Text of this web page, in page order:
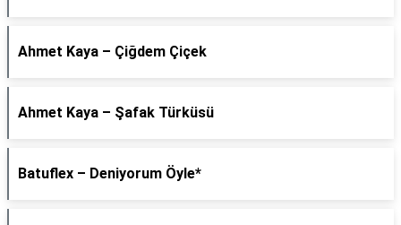
Ahmet Kaya – Çiğdem Çiçek
Ahmet Kaya – Şafak Türküsü
Batuflex – Deniyorum Öyle*